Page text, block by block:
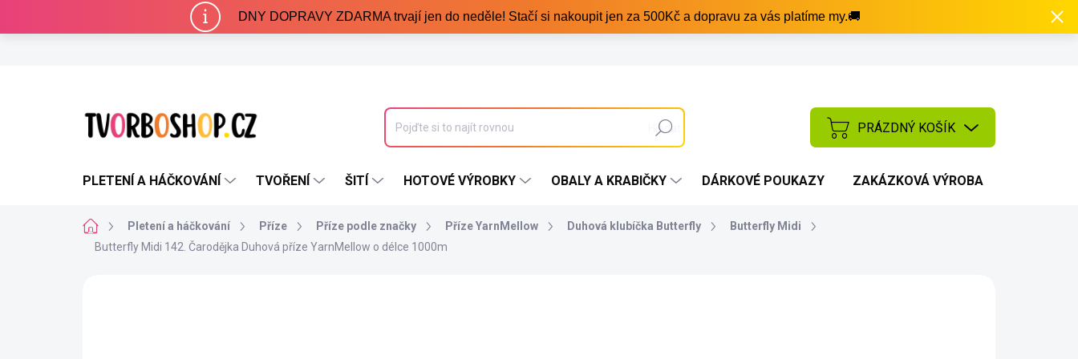
obsah
DNY DOPRAVY ZDARMA trvají jen do neděle! Stačí si nakoupit jen za 500Kč a dopravu za vás platíme my.🚚
Hledat
NÁKUPNÍ
KOŠÍK
PRÁZDNÝ KOŠÍK
PLETENÍ A HÁČKOVÁNÍ TVOŘENÍ ŠITÍ HOTOVÉ VÝROBKY OBALY A KRABIČKY DÁRKOVÉ POUKAZY ZAKÁZKOVÁ VÝROBA
DomůPletení a háčkování Příze Příze podle značky Příze YarnMellow Duhová klubíčka Butterfly
Butterfly Midi
Butterfly Midi 142. Čarodějka Duhová příze YarnMellow o délce 1000m